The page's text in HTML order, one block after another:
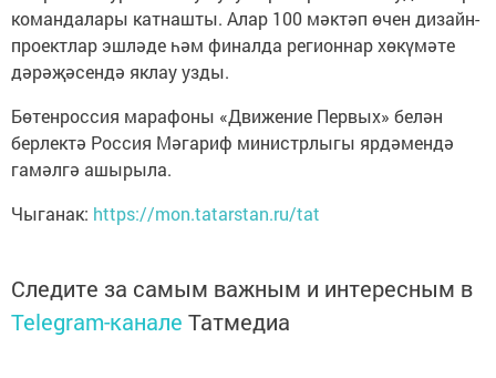
командалары катнашты. Алар 100 мәктәп өчен дизайн-
проектлар эшләде һәм финалда регионнар хөкүмәте
дәрәҗәсендә яклау узды.
Бөтенроссия марафоны «Движение Первых» белән
берлектә Россия Мәгариф министрлыгы ярдәмендә
гамәлгә ашырыла.
Чыганак: https://mon.tatarstan.ru/tat
Следите за самым важным и интересным в
Telegram-канале Татмедиа